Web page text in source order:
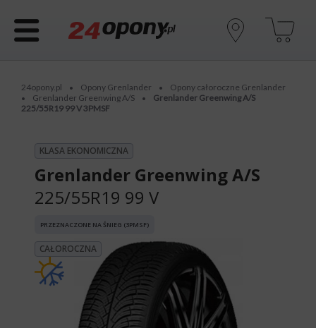
24opony.pl • Opony Grenlander • Opony całoroczne Grenlander
• Grenlander Greenwing A/S •
Grenlander Greenwing A/S
225/55R19 99 V 3PMSF
KLASA EKONOMICZNA
Grenlander Greenwing A/S
225/55R19 99 V
PRZEZNACZONE NA ŚNIEG (3PMSF)
CAŁOROCZNA